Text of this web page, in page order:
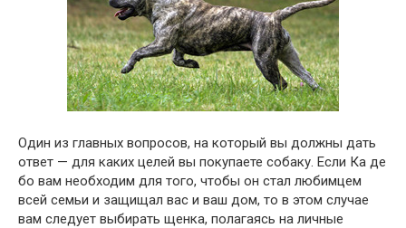
Один из главных вопросов, на который вы должны дать
ответ — для каких целей вы покупаете собаку. Если Ка де
бо вам необходим для того, чтобы он стал любимцем
всей семьи и защищал вас и ваш дом, то в этом случае
вам следует выбирать щенка, полагаясь на личные